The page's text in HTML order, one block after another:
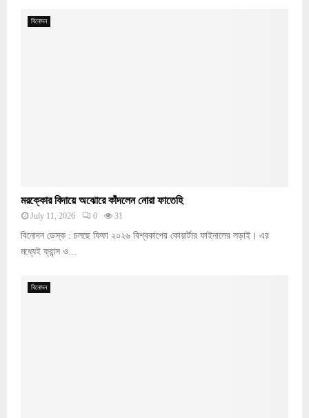
বিনোদন
মরক্কোর বিদায়ে অঝোরে কাঁদলেন নোরা ফাতেহি
July 11, 2026 0 31
বিনোদন ডেস্ক : চলছে ফিফা ২০২৬ বিশ্বকাপের কোয়ার্টার ফাইনালের লড়াই। এর
মধ্যেই ফ্রান্স ও...
বিনোদন